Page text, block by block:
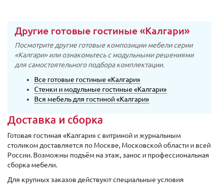
Другие готовые гостиные «Калгари»
Посмотрите другие готовые композиции мебели серии
«Калгари» или ознакомьтесь с модульными решениями
для самостоятельного подбора комплектации.
Все готовые гостиные «Калгари»
Стенки и модульные гостиные «Калгари»
Вся мебель для гостиной «Калгари»
Доставка и сборка
Готовая гостиная «Калгари» с витриной и журнальным
столиком доставляется по Москве, Московской области и всей
России. Возможны подъём на этаж, занос и профессиональная
сборка мебели.
Для крупных заказов действуют специальные условия